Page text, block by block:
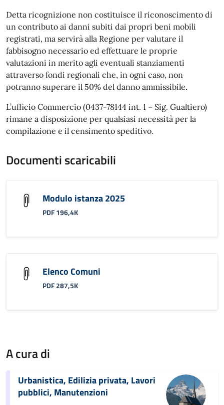
Detta ricognizione non costituisce il riconoscimento di
un contributo ai danni subiti dai propri beni mobili
registrati, ma servirà alla Regione per valutare il
fabbisogno necessario ed effettuare le proprie
valutazioni in merito agli eventuali stanziamenti
attraverso fondi regionali che, in ogni caso, non
potranno superare il 50% del danno ammissibile.
L’ufficio Commercio (0437-78144 int. 1 – Sig. Gualtiero)
rimane a disposizione per qualsiasi necessità per la
compilazione e il censimento speditivo.
Documenti scaricabili
Modulo istanza 2025
PDF 196,4K
Elenco Comuni
PDF 287,5K
A cura di
Urbanistica, Edilizia privata, Lavori
pubblici, Manutenzioni